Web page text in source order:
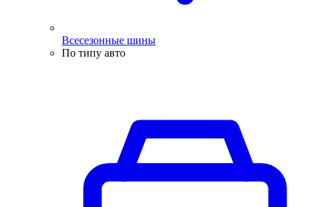
Всесезонные шины
По типу авто